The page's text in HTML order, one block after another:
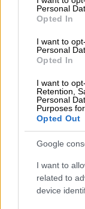
Personal
Opted In
I want to
Personal
Opted In
I want to
Retention,
Personal
Purposes
Opted Out
Google
I want to
related to
device
ξηρά, ισχύει
βραχονησίδες
δυνατότητα
και οι
Η Τουρκία